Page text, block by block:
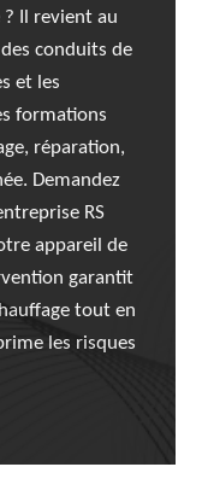
Il revient au
conduits de
et les
formations
réparation,
Demandez
RS
appareil de
garantit
tout en
les risques